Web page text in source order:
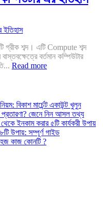
গ্রীক শব্দ। এটি Compute শব্দ
বর্তমান কম্পিউটার
Read more
বিকাশ মার্চেন্ট একাউন্ট খুলুন
প্রতারণা? জেনে নিন আসল তথ্য
ইনকাম করার ৫টি কার্যকরী উপায়
উপায়: সম্পূর্ণ গাইড
কাজ কোনটি ?